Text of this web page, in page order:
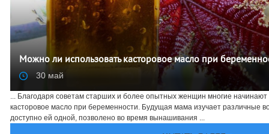
Можно ли использовать касторовое масло при
30 май
... Благодаря советам старших и более опытных женщин многие начинают
касторовое масло при беременности. Будущая мама изучает различные
доступно ей одной, позволено во время вынашивания ...